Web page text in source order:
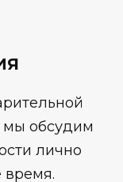
мы обсудим
лично
время.